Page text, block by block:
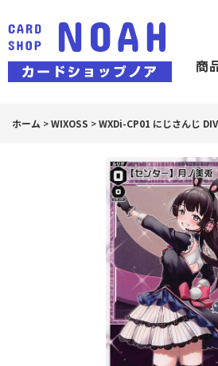
商
ホーム >WIXOSS >WXDi-CP01 にじさんじ